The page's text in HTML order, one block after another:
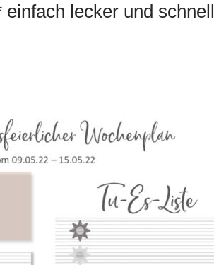
lecker und schnell